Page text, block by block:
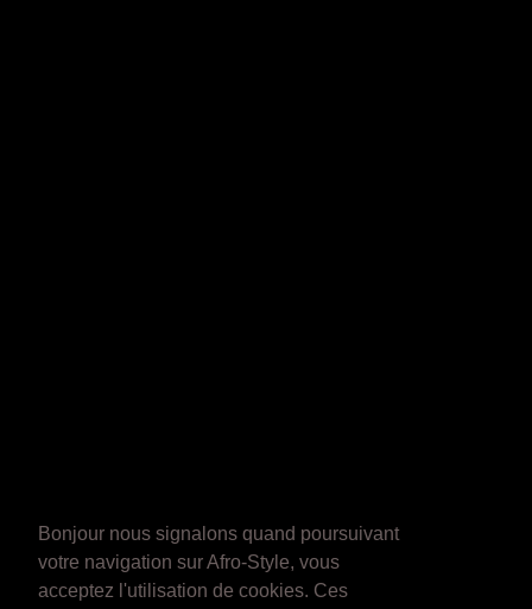
Bonjour nous signalons quand poursuivant
votre navigation sur Afro-Style, vous
acceptez l'utilisation de cookies. Ces